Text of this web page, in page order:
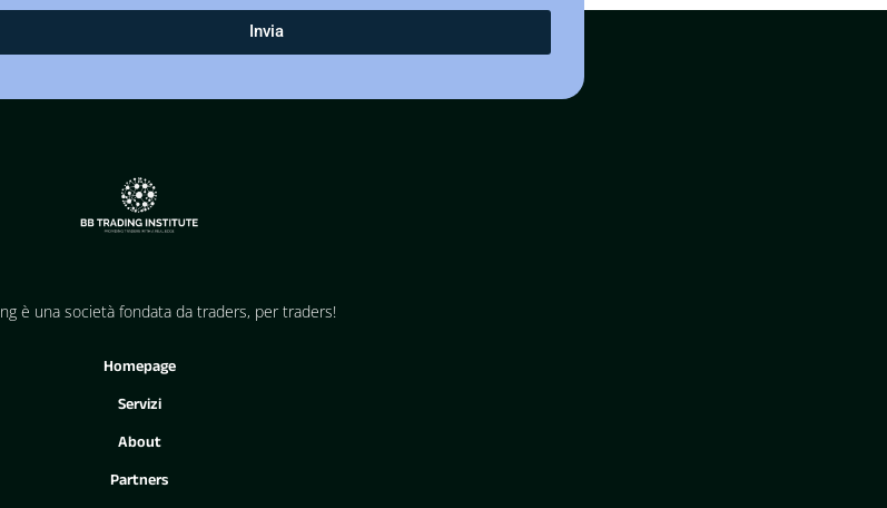
Invia
è una società fondata da traders, per traders!
Homepage
Servizi
About
Partners